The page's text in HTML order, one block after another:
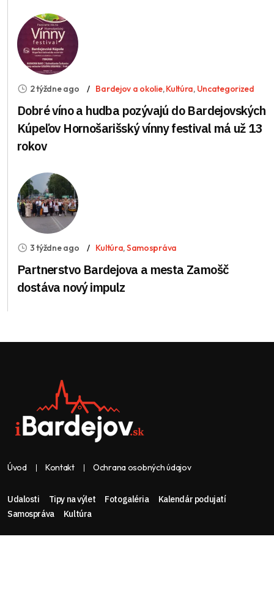
2 týždne ago Bardejov a okolie,Kultúra, Uncategorized
Dobré víno a hudba pozývajú do Bardejovských
Kúpeľov Hornošarišský vínny festival má už 13
rokov
3 týždne ago Kultúra,Samospráva
Partnerstvo Bardejova a mesta Zamošč
dostáva nový impulz
Úvod Kontakt Ochrana osobných údajov
Udalosti Tipy na výlet Fotogaléria
Kalendár podujatí
Samospráva
Kultúra